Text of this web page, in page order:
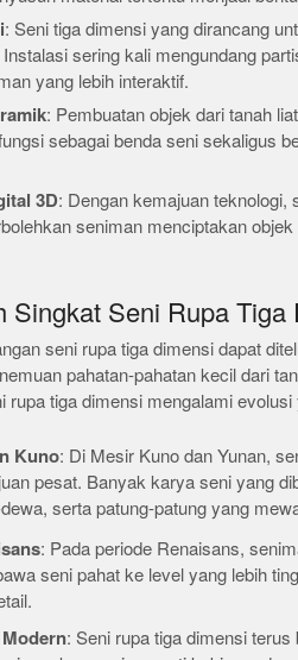
: Seni tiga dimensi yang dirancang
sering kali mengundang
yang lebih interaktif.
: Pembuatan objek dari tanah
sebagai benda seni sekaligus
3D: Dengan kemajuan teknologi,
seniman menciptakan
Singkat Seni Rupa Tiga
seni rupa tiga dimensi dapat
pahatan-pahatan kecil dari
rupa tiga dimensi mengalami
Kuno: Di Mesir Kuno dan Yunan,
pesat. Banyak karya seni yang
serta patung-patung yang
: Pada periode Renaisans,
seni pahat ke level yang lebih
: Seni rupa tiga dimensi